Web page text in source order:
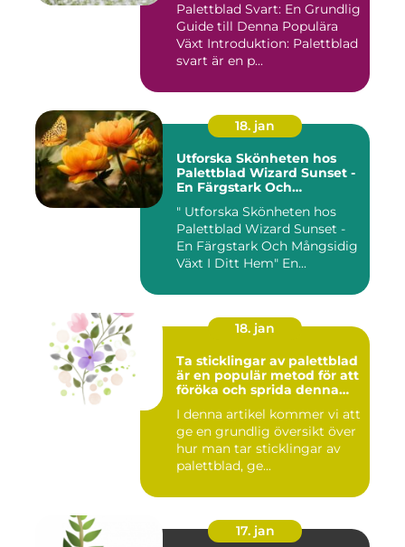
Palettblad Svart: En Grundlig
Guide till Denna Populära
Växt Introduktion: Palettblad
svart är en p...
18. jan
Utforska Skönheten hos
Palettblad Wizard Sunset -
En Färgstark Och
" Utforska Skönheten hos
Palettblad Wizard Sunset -
En Färgstark Och Mångsidig
Växt I Ditt Hem" En...
18. jan
Ta sticklingar av palettblad
är en populär metod för att
föröka och sprida denna
I denna artikel kommer vi att
ge en grundlig översikt över
hur man tar sticklingar av
palettblad, ge...
17. jan